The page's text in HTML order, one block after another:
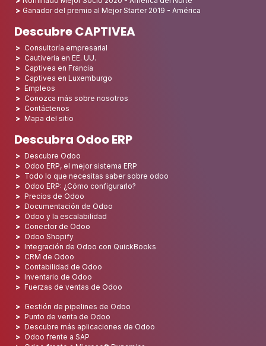
Ganador del premio al Mejor Starter 2019 - América
Descubre CAPTIVEA
Consultoría empresarial
Cautiveria en EE. UU.
Captivea en Francia
Captivea en Luxemburgo
Empleos
Conozca más sobre nosotros
Contáctenos
Mapa del sitio
Descubra Odoo ERP
Descubre Odoo
Odoo ERP, el mejor sistema ERP
Todo lo que necesitas saber sobre odoo
Odoo ERP: ¿Cómo configurarlo?
Precios de Odoo
Documentación de Odoo
Odoo y la escalabilidad
Conector de Odoo
Odoo Shopify
Integración de Odoo con QuickBooks
CRM de Odoo
Contabilidad de Odoo
Inventario de Odoo
Fuerzas de ventas de Odoo
Gestión de pipelines de Odoo
Punto de venta de Odoo
Descubre más aplicaciones de Odoo
Odoo frente a SAP